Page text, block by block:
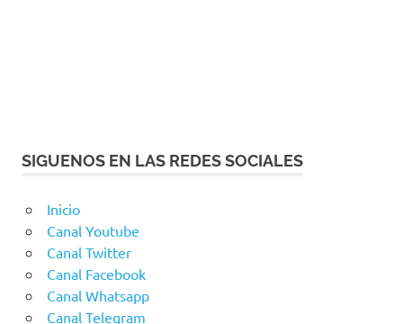
SIGUENOS EN LAS REDES SOCIALES
Inicio
Canal Youtube
Canal Twitter
Canal Facebook
Canal Whatsapp
Canal Telegram